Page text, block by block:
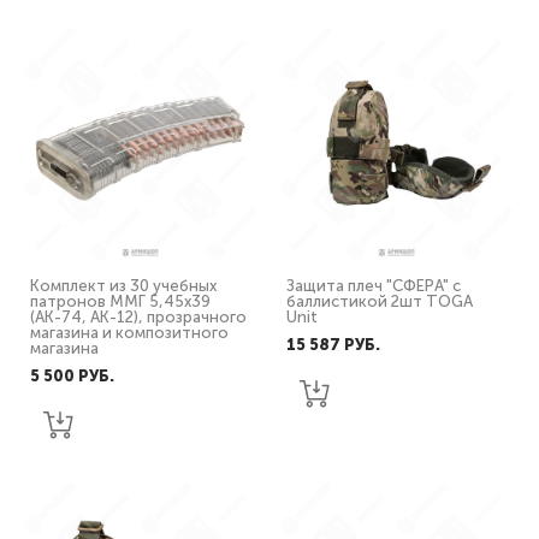
Комплект из 30 учебных
патронов ММГ 5,45х39
(АК-74, АК-12), прозрачного
магазина и композитного
магазина
5 500 PУБ.
Защита плеч "СФЕРА" с
баллистикой 2шт TOGA
Unit
15 587 PУБ.